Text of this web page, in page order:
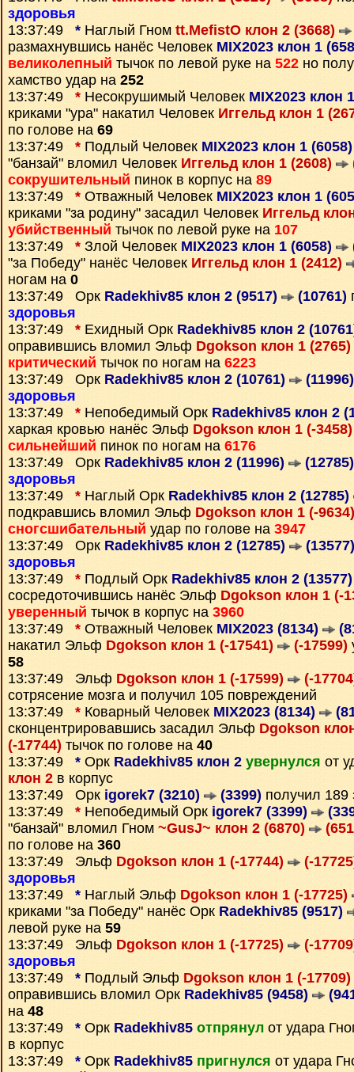
здоровья
13:37:49 * Наглый Гном tt.MefistO клон 2 (3668)
размахнувшись нанёс Человек MIX2023 клон 1
великолепный тычок по левой руке на 522 но
хамство удар на 252
13:37:49 * Несокрушимый Человек MIX2023 клон
криками "ура" накатил Человек Иггельд клон 1
по голове на 69
13:37:49 * Подлый Человек MIX2023 клон 1
"банзай" вломил Человек Иггельд клон 1 (2608)
сокрушительный пинок в корпус на 89
13:37:49 * Отважный Человек MIX2023 клон 1
криками "за родину" засадил Человек Иггельд
убийственный тычок по левой руке на 107
13:37:49 * Злой Человек MIX2023 клон 1 (6058)
"за Победу" нанёс Человек Иггельд клон 1 (2412)
ногам на 0
13:37:49 Орк Radekhiv85 клон 2 (9517) (10761)
здоровья
13:37:49 * Ехидный Орк Radekhiv85 клон 2
оправившись вломил Эльф Dgokson клон 1 (2765)
критический тычок по ногам на 6223
13:37:49 Орк Radekhiv85 клон 2 (10761)
(11996)
здоровья
13:37:49 * Непобедимый Орк Radekhiv85 клон 2
харкая кровью нанёс Эльф Dgokson клон 1 (-
сильнейший пинок по ногам на 6176
13:37:49 Орк Radekhiv85 клон 2 (11996)
(12785)
здоровья
13:37:49 * Наглый Орк Radekhiv85 клон 2 (12785)
подкравшись вломил Эльф Dgokson клон 1 (-
сногсшибательный удар по голове на 3947
13:37:49 Орк Radekhiv85 клон 2 (12785)
(13577)
здоровья
13:37:49 * Подлый Орк Radekhiv85 клон 2
сосредоточившись нанёс Эльф Dgokson клон 1 (-
уверенный тычок в корпус на 3960
13:37:49 * Отважный Человек MIX2023 (8134)
накатил Эльф Dgokson клон 1 (-17541) (-17599)
58
13:37:49 Эльф Dgokson клон 1 (-17599)
(-
сотрясение мозга и получил 105 повреждений
13:37:49 * Коварный Человек MIX2023 (8134)
сконцентрировавшись засадил Эльф Dgokson
(-17744) тычок по голове на 40
13:37:49 * Орк Radekhiv85 клон 2 увернулся от
клон 2 в корпус
13:37:49 Орк igorek7 (3210) (3399) получил 189
13:37:49 * Непобедимый Орк igorek7 (3399)
"банзай" вломил Гном ~GusJ~ клон 2 (6870)
по голове на 360
13:37:49 Эльф Dgokson клон 1 (-17744)
(-
здоровья
13:37:49 * Наглый Эльф Dgokson клон 1 (-17725)
криками "за Победу" нанёс Орк Radekhiv85 (9517)
левой руке на 59
13:37:49 Эльф Dgokson клон 1 (-17725)
(-
здоровья
13:37:49 * Подлый Эльф Dgokson клон 1 (-17709)
оправившись вломил Орк Radekhiv85 (9458)
на 48
13:37:49 * Орк Radekhiv85 отпрянул от удара
в корпус
13:37:49 * Орк Radekhiv85 пригнулся от удара